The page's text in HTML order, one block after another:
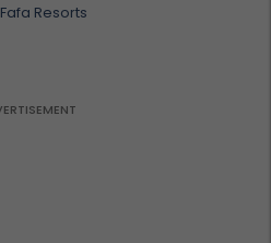
Fafa Resorts